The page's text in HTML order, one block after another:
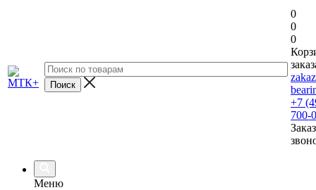
0
0
0
+7
700-
Меню